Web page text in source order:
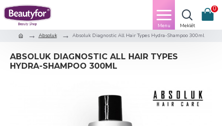
0
Absoluk Absoluk Diagnostic All Hair Types Hydra-Shampoo 300ml
ABSOLUK DIAGNOSTIC ALL HAIR TYPES
HYDRA-SHAMPOO 300ML